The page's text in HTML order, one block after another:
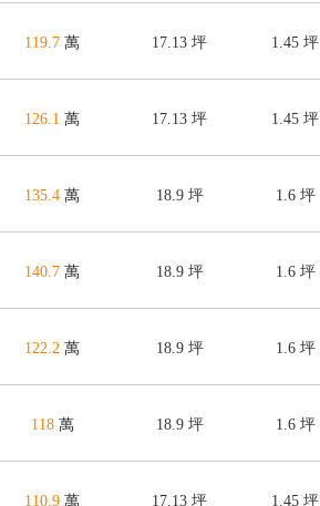
119.7 萬 17.13 坪 1.45 坪
126.1 萬 17.13 坪 1.45 坪
135.4 萬 18.9坪 1.6 坪
140.7 萬 18.9坪 1.6 坪
122.2 萬 18.9坪 1.6 坪
118萬 18.9坪 1.6 坪
110.9 萬 17.13 坪 1.45 坪